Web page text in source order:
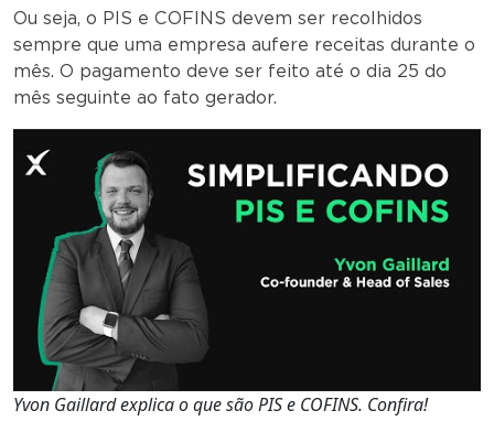
Ou seja, o PIS e COFINS devem ser recolhidos
sempre que uma empresa aufere receitas durante o
mês. O pagamento deve ser feito até o dia 25 do
mês seguinte ao fato gerador.
Yvon Gaillard explica o que são PIS e COFINS. Confira!